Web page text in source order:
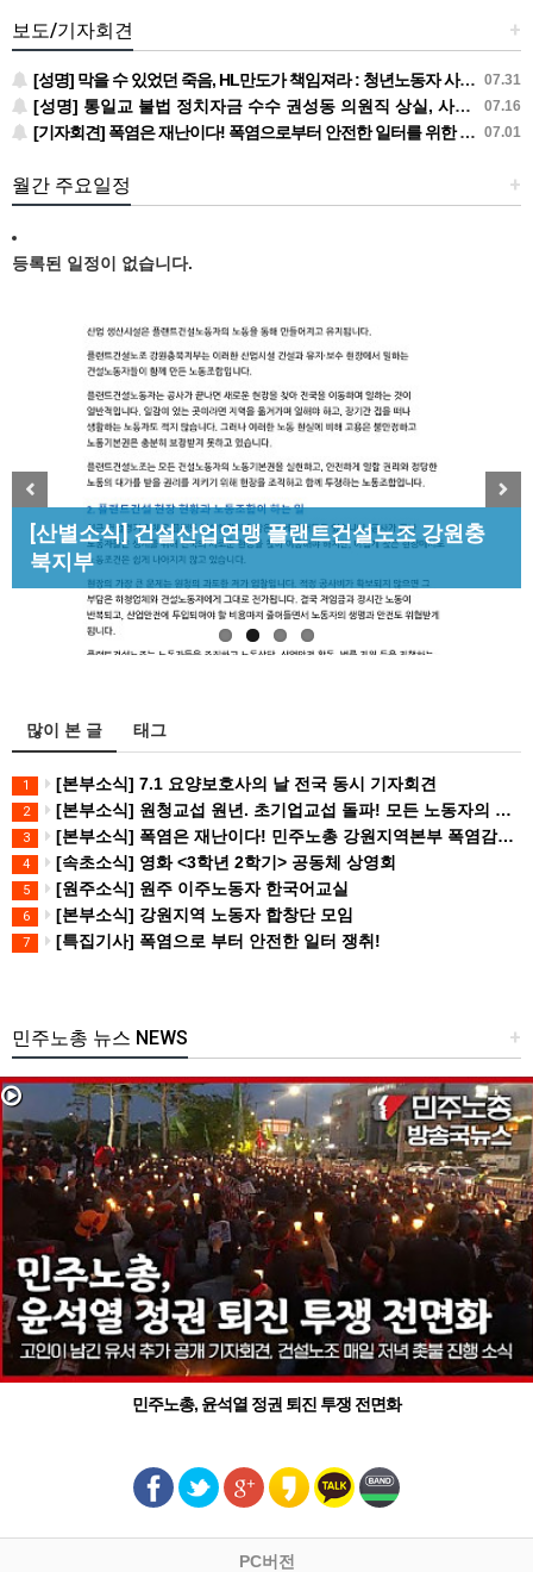
+
보도/기자회견
07.31
[성명] 막을 수 있었던 죽음, HL만도가 책임져라 : 청년노동자 사망사고의 철저한 진상규명과 재발방지 대책 마련하라
07.16
[성명] 통일교 불법 정치자금 수수 권성동 의원직 상실, 사필귀정이다
07.01
[기자회견] 폭염은 재난이다! 폭염으로부터 안전한 일터를 위한 민주노총 강원지역본부 폭염감시단 선포 기자회견
+
월간 주요일정
등록된 일정이 없습니다.
[성명] 막을 수 있었던 죽음, HL만도가 책임져라 :
청년노동자 사망사고의 철저한 진상규…
[산별소식] 건설산업연맹 플랜트건설노조 강원충
북지부
[강릉,속초,원주,춘천] 폭염감시단 사업 이모저모
[조합원☆인터뷰] 서비스연맹 전국학교비정규직노
동조합 강원지부 김유미 춘천지회장
Previous
많이 본 글 태그
1 [본부소식] 7.1 요양보호사의 날 전국 동시 기자회견
2 [본부소식] 원청교섭 원년. 초기업교섭 돌파! 모든 노동자의 노동기본권 쟁취! 민주노총 7.15 총파업대회
3 [본부소식] 폭염은 재난이다! 민주노총 강원지역본부 폭염감시단 선포 기자회견
4 [속초소식] 영화 <3학년 2학기> 공동체 상영회
5 [원주소식] 원주 이주노동자 한국어교실
6 [본부소식] 강원지역 노동자 합창단 모임
7 [특집기사] 폭염으로 부터 안전한 일터 쟁취!
+
민주노총 뉴스 NEWS
민주노총, 윤석열 정권 퇴진 투쟁 전면화
PC버전